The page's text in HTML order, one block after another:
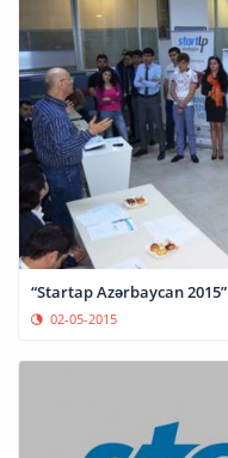
“Startap Azərbaycan
02-05-2015